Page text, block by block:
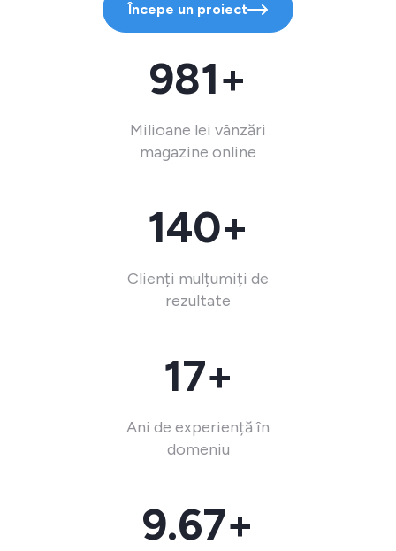
Începe un proiect
981+
Milioane lei vânzări
magazine online
140+
Clienți mulțumiți de
rezultate
17+
Ani de experiență în
domeniu
9.67+